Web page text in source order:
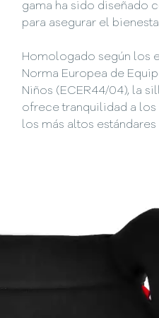
gama ha sido diseñado
para asegurar el
Homologado según los
Norma Europea de
Niños (ECER44/04), la
ofrece tranquilidad a
los más altos